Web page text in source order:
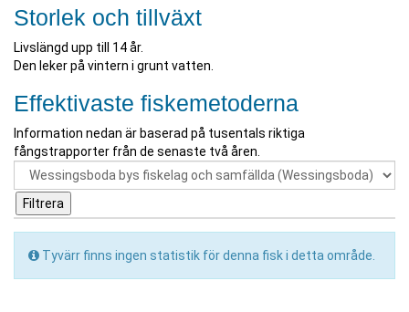
Storlek och tillväxt
Livslängd upp till 14 år.
Den leker på vintern i grunt vatten.
Effektivaste fiskemetoderna
Information nedan är baserad på tusentals riktiga
fångstrapporter från de senaste två åren.
Tyvärr finns ingen statistik för denna fisk i detta område.